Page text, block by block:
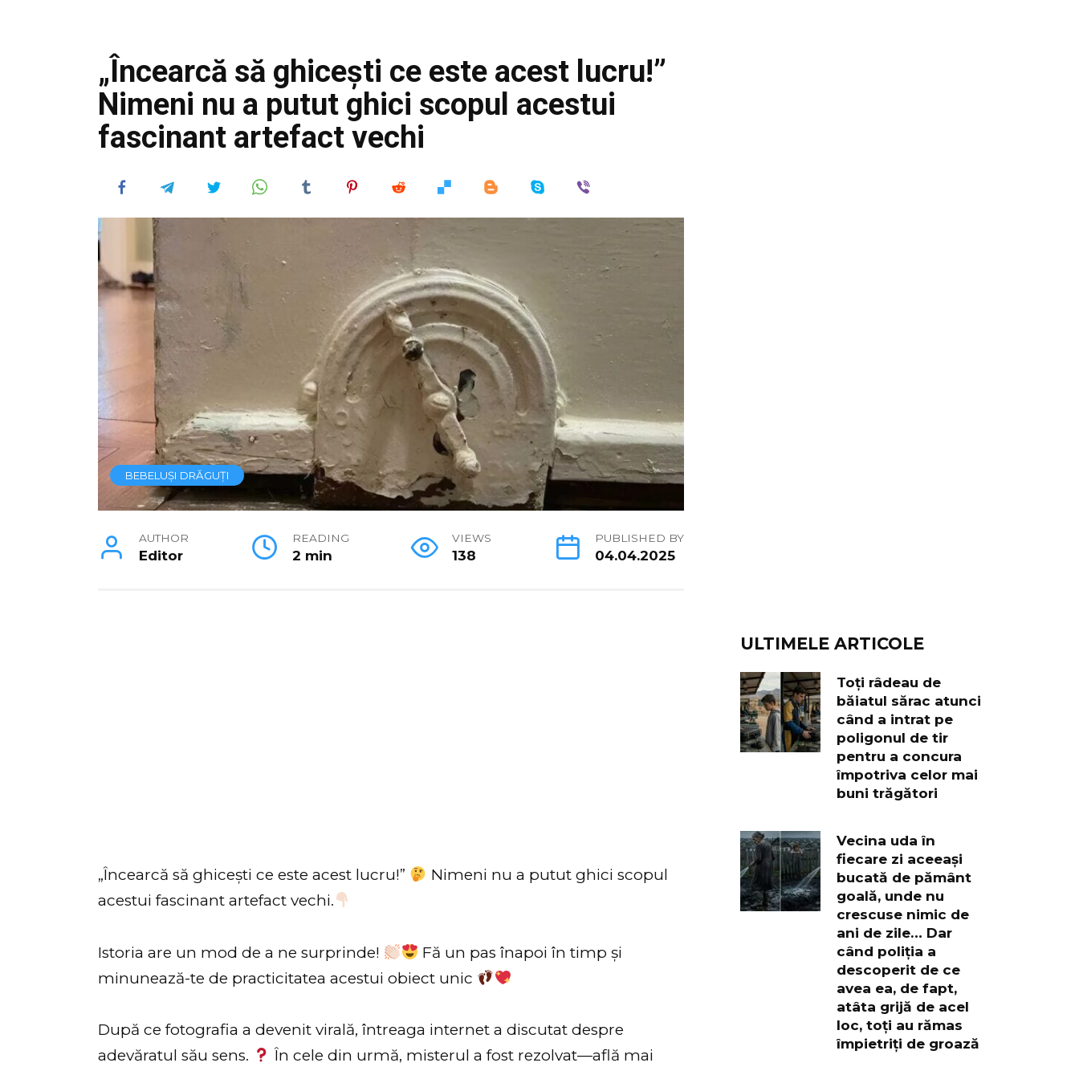
„Încearcă să ghicești ce este acest lucru!”
Nimeni nu a putut ghici scopul acestui
fascinant artefact vechi
BEBELUȘI DRĂGUȚI
AUTHOR
Editor
READING
2 min
VIEWS
138
PUBLISHED BY
04.04.2025
„Încearcă să ghicești ce este acest lucru!”
Nimeni nu a putut ghici scopul
acestui fascinant artefact vechi.
Istoria are un mod de a ne surprinde!
Fă un pas înapoi în timp și
minunează-te de practicitatea acestui obiect unic
După ce fotografia a devenit virală, întreaga internet a discutat despre
adevăratul său sens.
În cele din urmă, misterul a fost rezolvat—află mai
ULTIMELE ARTICOLE
Toți râdeau de
băiatul sărac atunci
când a intrat pe
poligonul de tir
pentru a concura
împotriva celor mai
buni trăgători
Vecina uda în
fiecare zi aceeași
bucată de pământ
goală, unde nu
crescuse nimic de
ani de zile… Dar
când poliția a
descoperit de ce
avea ea, de fapt,
atâta grijă de acel
loc, toți au rămas
împietriți de groază